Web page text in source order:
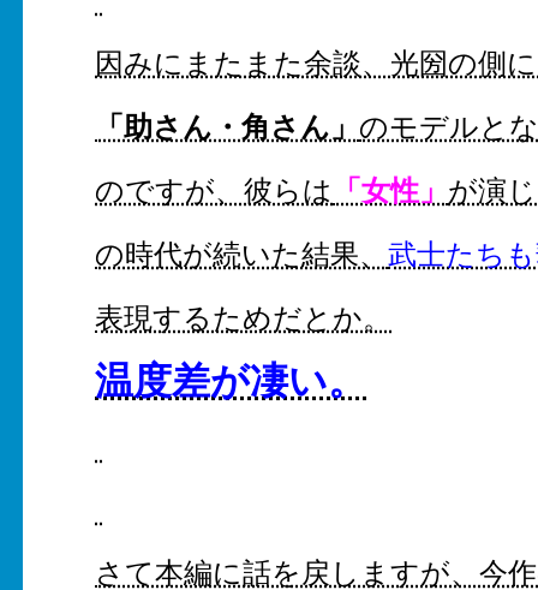
因みにまたまた余談、光圀の側
「助さん・角さん」 のモデルと
のですが、彼らは 「女性」 が演
の時代が続いた結果、武士たち
表現するためだとか。
温度差が凄い。
さて本編に話を戻しますが、今